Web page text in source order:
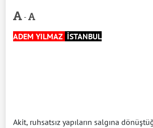
-
ADEM YILMAZ İSTANBUL
Akit, ruhsatsız yapıların salgına